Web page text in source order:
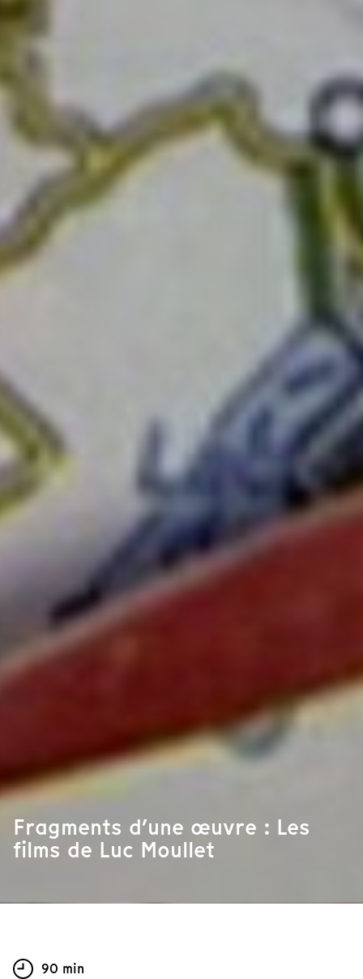
Fragments d’une œuvre : Les
films de Luc Moullet
90 min